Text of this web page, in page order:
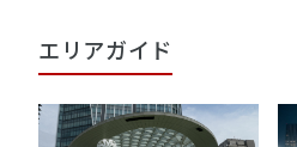
エリアガイド